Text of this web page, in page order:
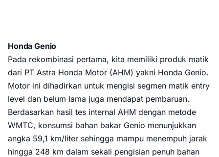
Honda Genio
Pada rekombinasi pertama, kita memiliki produk matik
dari PT Astra Honda Motor (AHM) yakni Honda Genio.
Motor ini dihadirkan untuk mengisi segmen matik entry
level dan belum lama juga mendapat pembaruan.
Berdasarkan hasil tes internal AHM dengan metode
WMTC, konsumsi bahan bakar Genio menunjukkan
angka 59,1 km/liter sehingga mampu menempuh jarak
hingga 248 km dalam sekali pengisian penuh bahan